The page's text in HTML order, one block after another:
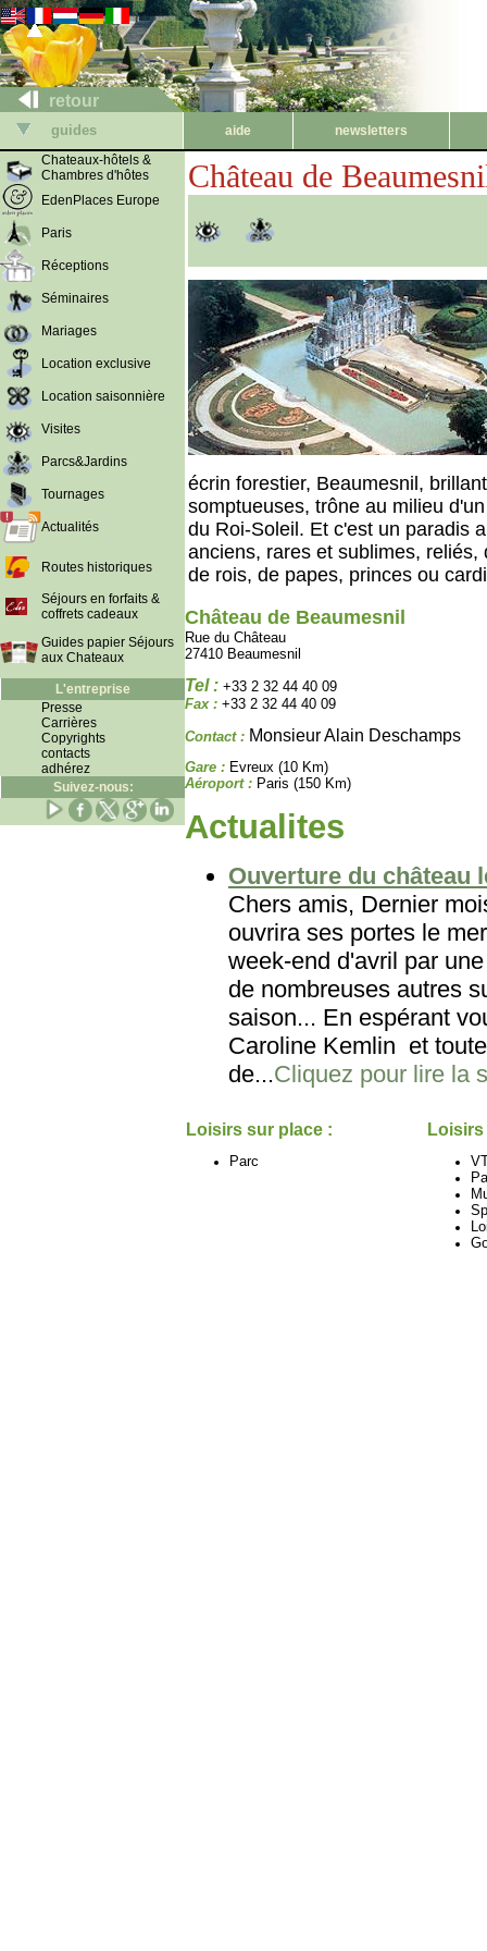
retour
guides aide
newsletters
Chateaux-hôtels &
Chambres d'hôtes
EdenPlaces Europe
Paris
Réceptions
Séminaires
Mariages
Location exclusive
Location saisonnière
Visites
Parcs&Jardins
Tournages
Actualités
Routes historiques
Séjours en forfaits &
coffrets cadeaux
Guides papier Séjours
aux Chateaux
L'entreprise
Presse
Carrières
Copyrights
contacts
adhérez
Suivez-nous:
Château de
écrin forestier, Beaumesnil,
somptueuses, trône au milieu
du Roi-Soleil. Et c'est un paradis
anciens, rares et sublimes,
de rois, de papes, princes ou
Château de Beaumesnil
Rue du Château
27410 Beaumesnil
Tel : +33 2 32 44 40 09
Fax : +33 2 32 44 40 09
Contact : Monsieur Alain Deschamps
Gare : Evreux (10 Km)
Aéroport : Paris (150 Km)
Actualites
Ouverture du château
Chers amis, Dernier
ouvrira ses portes le
week-end d'avril par
de nombreuses autres
saison... En espérant
Caroline Kemlin et
de...Cliquez pour lire la
Loisirs sur place :
Parc